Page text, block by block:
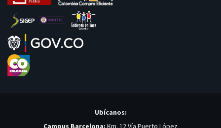
Ubícanos:
Campus Barcelona: Km. 12 Vía Puerto López